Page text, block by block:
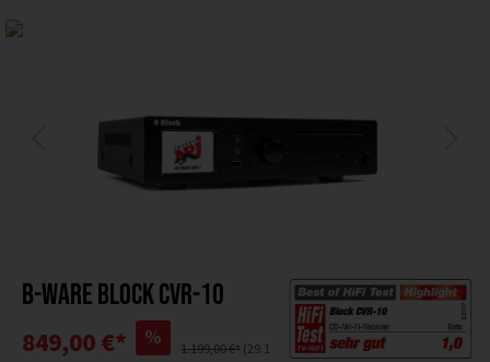
B-Ware Block CVR-10
849,00 €* % 1.199,00 €*(29.19% gespart)